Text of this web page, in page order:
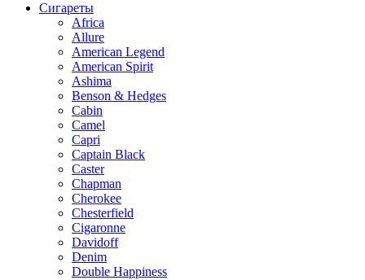
Сигареты
Africa
Allure
American Legend
American Spirit
Ashima
Benson & Hedges
Cabin
Camel
Capri
Captain Black
Caster
Chapman
Cherokee
Chesterfield
Cigaronne
Davidoff
Denim
Double Happiness